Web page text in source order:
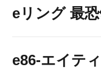
eリング 最
e86-エイテ